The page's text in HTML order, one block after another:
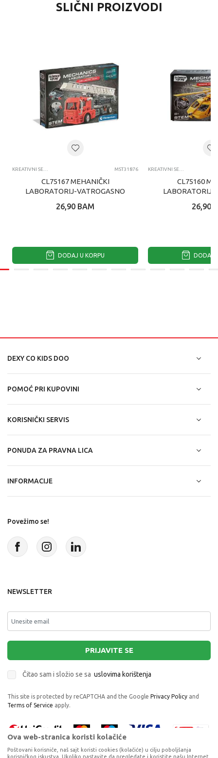
SLIČNI PROIZVODI
KREATIVNI SETOVI OSTALO MST31876
CL75167 MEHANIČKI
LABORATORIJ-VATROGASNO
26,90 BAM
DODAJ U KORPU
KREATIVNI SETOVI OSTALO
CL75160
LABORATORIJ-
26,90
DODAJ
DEXY CO KIDS DOO
POMOĆ PRI KUPOVINI
KORISNIČKI SERVIS
PONUDA ZA PRAVNA LICA
INFORMACIJE
Povežimo se!
NEWSLETTER
PRIJAVITE SE
Čitao sam i složio se sa uslovima korištenja
This site is protected by reCAPTCHA and the Google Privacy Policy and
Terms of Service apply.
Ova web-stranica koristi kolačiće
Poštovani korisniče, naš sajt koristi cookies (kolačiće) u cilju poboljšanja
korisničkog iskustva. Ukoliko nastavite da pregledate i koristite našu Internet